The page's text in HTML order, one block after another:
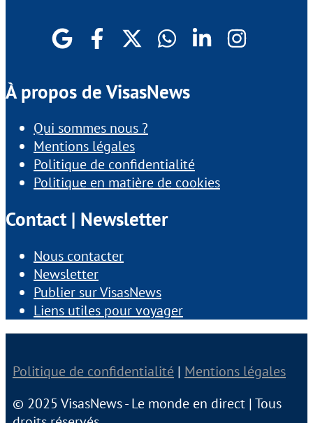
À propos de VisasNews
Qui sommes nous ?
Mentions légales
Politique de confidentialité
Politique en matière de cookies
Contact | Newsletter
Nous contacter
Newsletter
Publier sur VisasNews
Liens utiles pour voyager
Politique de confidentialité | Mentions légales
© 2025 VisasNews - Le monde en direct | Tous